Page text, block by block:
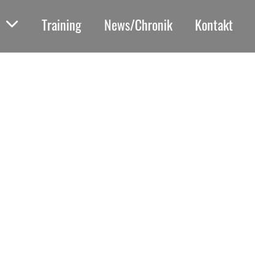
Training News/Chronik Kontakt